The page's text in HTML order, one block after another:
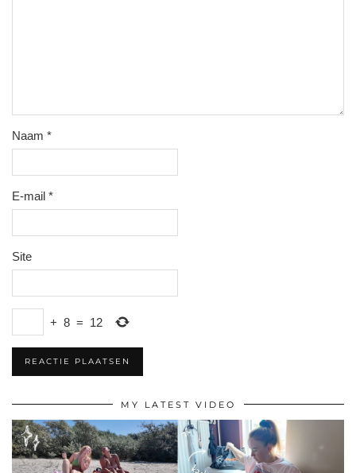
Naam *
E-mail *
Site
+ 8 = 12
MY LATEST VIDEO